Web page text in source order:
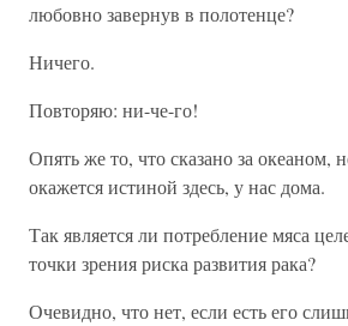
любовно завернув в полотенце?
Ничего.
Повторяю: ни-че-го!
Опять же то, что сказано за океаном,
окажется истиной здесь, у нас дома.
Так является ли потребление мяса
точки зрения риска развития рака?
Очевидно, что нет, если есть его